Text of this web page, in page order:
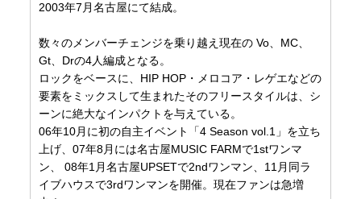
2003年7月名古屋にて結成。
数々のメンバーチェンジを乗り越え現在の Vo、MC、
Gt、Drの4人編成となる。
ロックをベースに、HIP HOP・メロコア・レゲエなどの
要素をミックスして生まれたそのフリースタイルは、シ
ーンに絶大なインパクトを与えている。
06年10月に初の自主イベント「4 Season vol.1」を立ち
上げ、07年8月には名古屋MUSIC FARMで1stワンマ
ン、 08年1月名古屋UPSETで2ndワンマン、11月同ラ
イブハウスで3rdワンマンを開催。現在ファンは急増